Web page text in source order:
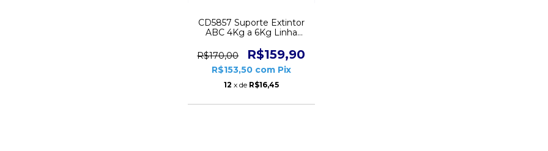
CD5857 Suporte Extintor
ABC 4Kg a 6Kg Linha
R$170,00
R$159,90
R$153,50 com Pix
12 x de R$16,45